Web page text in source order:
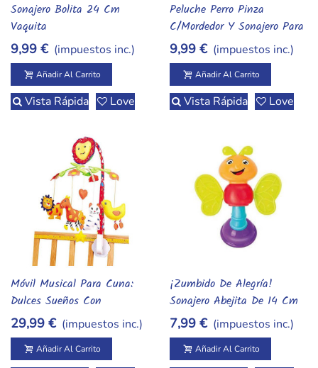
Añadir Al Carrito
Sonajero Bolita 24 Cm
Vaquita
9,99 € (impuestos inc.)
Añadir Al Carrito
Vista Rápida Love
Añadir Al Carrito
Peluche Perro Pinza
C/Mordedor Y Sonajero Para
Bebes
9,99 € (impuestos inc.)
Añadir Al Carrito
Vista Rápida Love
Añadir Al Carrito
Móvil Musical Para Cuna:
Dulces Sueños Con
Animalitos
29,99 € (impuestos inc.)
Añadir Al Carrito
Añadir Al Carrito
¡Zumbido De Alegría!
Sonajero Abejita De 14 Cm
7,99 € (impuestos inc.)
Añadir Al Carrito